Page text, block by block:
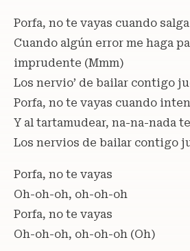
Porfa, no te vayas cuando
Cuando algún error me haga
imprudente (Mmm)
Los nervio’ de bailar contigo
Porfa, no te vayas cuando
Y al tartamudear, na-na-nada
Los nervios de bailar contigo
Porfa, no te vayas
Oh-oh-oh, oh-oh-oh
Porfa, no te vayas
Oh-oh-oh, oh-oh-oh (Oh)